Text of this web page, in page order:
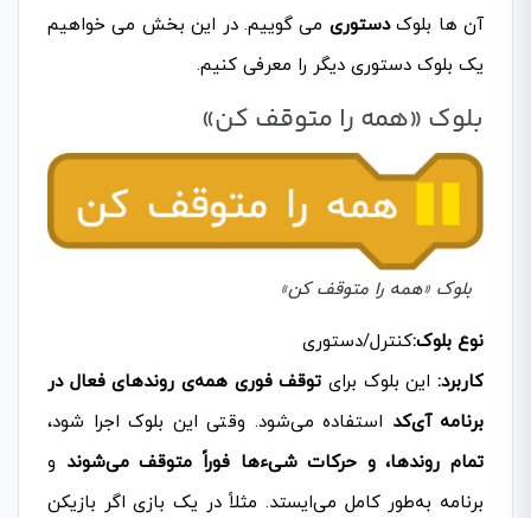
آن ها بلوکدستوری می گوییم. در این بخش می خواهیم
یک بلوک دستوری دیگر را معرفی کنیم.
بلوک «همه را متوقف کن»
بلوک «همه را متوقف کن»
نوع بلوک:کنترل/دستوری
کاربرد: این بلوک برای توقف فوری همه‌ی روندهای فعال در
برنامه آی‌کد استفاده می‌شود. وقتی این بلوک اجرا شود،
تمام روندها، و حرکات شیءها فوراً متوقف می‌شوند و
برنامه به‌طور کامل می‌ایستد. مثلاً در یک بازی اگر بازیکن